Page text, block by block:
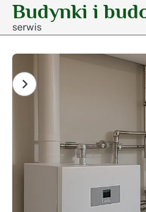
Skip
content
Budynki i
serwis